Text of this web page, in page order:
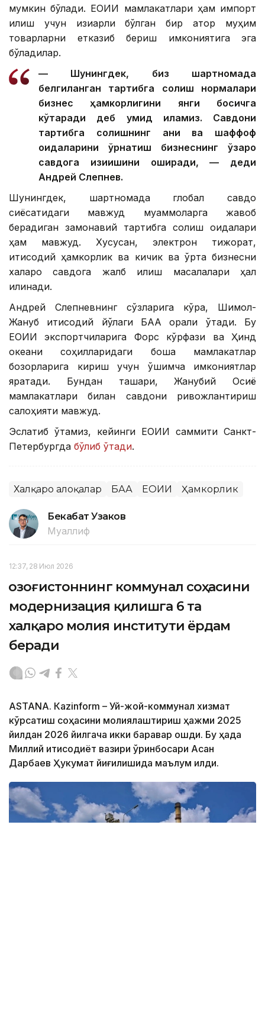
мумкин бўлади. ЕОИИ мамлакатлари ҳам импорт
қилиш учун қизиқарли бўлган бир қатор муҳим
товарларни етказиб бериш имкониятига эга
бўладилар.
— Шунингдек, биз шартномада
белгиланган тартибга солиш нормалари
бизнес ҳамкорлигини янги босқичга
кўтаради деб умид қиламиз. Савдони
тартибга солишнинг аниқ ва шаффоф
қоидаларини ўрнатиш бизнеснинг ўзаро
савдога қизиқишини оширади, — деди
Андрей Слепнев.
Шунингдек, шартномада глобал савдо
сиёсатидаги мавжуд муаммоларга жавоб
берадиган замонавий тартибга солиш қоидалари
ҳам мавжуд. Хусусан, электрон тижорат,
иқтисодий ҳамкорлик ва кичик ва ўрта бизнесни
халқаро савдога жалб қилиш масалалари ҳал
қилинади.
Андрей Слепневнинг сўзларига кўра, Шимол-
Жануб иқтисодий йўлаги БАА орқали ўтади. Бу
ЕОИИ экспортчиларига Форс кўрфази ва Ҳинд
океани соҳилларидаги бошқа мамлакатлар
бозорларига кириш учун қўшимча имкониятлар
яратади. Бундан ташқари, Жанубий Осиё
мамлакатлари билан савдони ривожлантириш
салоҳияти мавжуд.
Эслатиб ўтамиз, кейинги ЕОИИ саммити Санкт-
Петербургда бўлиб ўтади.
Халқаро алоқалар БАА ЕОИИ Ҳамкорлик
Бекабат Узаков
Муаллиф
12:37, 28 Июл 2026
Қозоғистоннинг коммунал соҳасини
модернизация қилишга 6 та
халқаро молия институти ёрдам
беради
ASTANА. Кazinform – Уй-жой-коммунал хизмат
кўрсатиш соҳасини молиялаштириш ҳажми 2025
йилдан 2026 йилгача икки баравар ошди. Бу ҳақда
Миллий иқтисодиёт вазири ўринбосари Асан
Дарбаев Ҳукумат йиғилишида маълум қилди.